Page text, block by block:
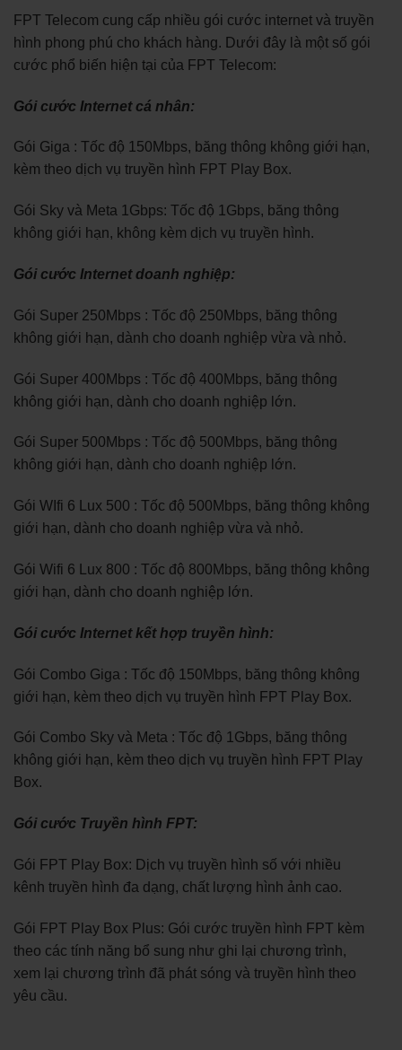
FPT Telecom cung cấp nhiều gói cước internet và truyền
hình phong phú cho khách hàng. Dưới đây là một số gói
cước phổ biến hiện tại của FPT Telecom:
Gói cước Internet cá nhân:
Gói Giga : Tốc độ 150Mbps, băng thông không giới hạn,
kèm theo dịch vụ truyền hình FPT Play Box.
Gói Sky và Meta 1Gbps: Tốc độ 1Gbps, băng thông
không giới hạn, không kèm dịch vụ truyền hình.
Gói cước Internet doanh nghiệp:
Gói Super 250Mbps : Tốc độ 250Mbps, băng thông
không giới hạn, dành cho doanh nghiệp vừa và nhỏ.
Gói Super 400Mbps : Tốc độ 400Mbps, băng thông
không giới hạn, dành cho doanh nghiệp lớn.
Gói Super 500Mbps : Tốc độ 500Mbps, băng thông
không giới hạn, dành cho doanh nghiệp lớn.
Gói WIfi 6 Lux 500 : Tốc độ 500Mbps, băng thông không
giới hạn, dành cho doanh nghiệp vừa và nhỏ.
Gói Wifi 6 Lux 800 : Tốc độ 800Mbps, băng thông không
giới hạn, dành cho doanh nghiệp lớn.
Gói cước Internet kết hợp truyền hình:
Gói Combo Giga : Tốc độ 150Mbps, băng thông không
giới hạn, kèm theo dịch vụ truyền hình FPT Play Box.
Gói Combo Sky và Meta : Tốc độ 1Gbps, băng thông
không giới hạn, kèm theo dịch vụ truyền hình FPT Play
Box.
Gói cước Truyền hình FPT:
Gói FPT Play Box: Dịch vụ truyền hình số với nhiều
kênh truyền hình đa dạng, chất lượng hình ảnh cao.
Gói FPT Play Box Plus: Gói cước truyền hình FPT kèm
theo các tính năng bổ sung như ghi lại chương trình,
xem lại chương trình đã phát sóng và truyền hình theo
yêu cầu.